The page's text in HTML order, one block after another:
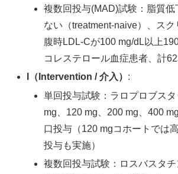
複数回投与(MAD)試験：脂質
ない（treatment-naive）、ス
腹時LDL-Cが100 mg/dL以上
コレステロール血症患者、計
I（Intervention / 介入） :
単回投与試験：ラロプロブス
mg、120 mg、200 mg、400
口投与（120 mgコホートでは
投与も実施）
複数回投与試験：ロスバスタ